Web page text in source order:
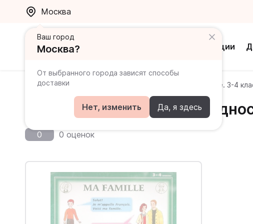
Москва
Акции
Ваш город
Москва?
От выбранного города зависят способы
доставки
Нет, изменить Да, я здесь
Главная Каталог Ma Famille. 3-4
Ma Famille. 3-4 классы /
0 0 оценок